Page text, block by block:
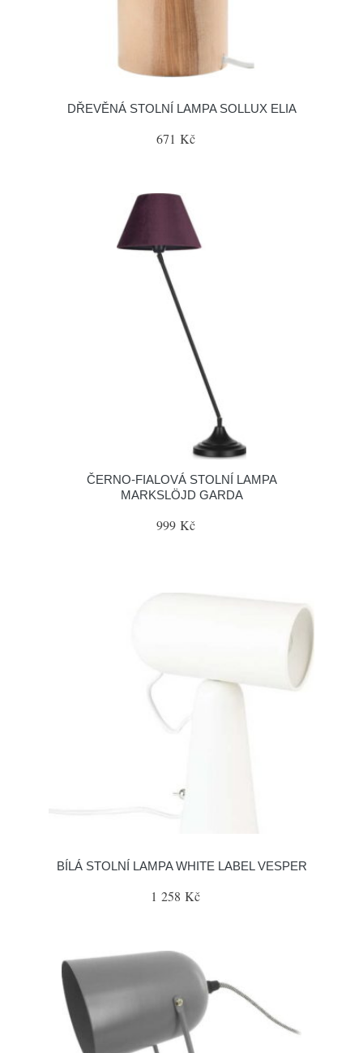
DŘEVĚNÁ STOLNÍ LAMPA SOLLUX ELIA
671 Kč
ČERNO-FIALOVÁ STOLNÍ LAMPA
MARKSLÖJD GARDA
999 Kč
BÍLÁ STOLNÍ LAMPA WHITE LABEL VESPER
1 258 Kč